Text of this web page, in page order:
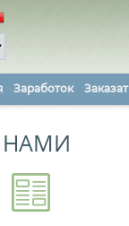
Заработок
НАМИ